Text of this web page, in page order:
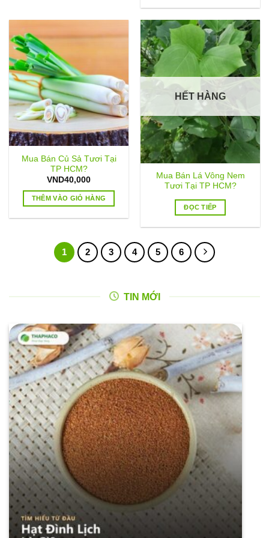
Mua Bán Củ Sả Tươi Tại
TP HCM?
VND40,000
THÊM VÀO GIỎ HÀNG
HẾT HÀNG
Mua Bán Lá Vông Nem
Tươi Tại TP HCM?
ĐỌC TIẾP
1 2 3 4 5 6
TIN MỚI